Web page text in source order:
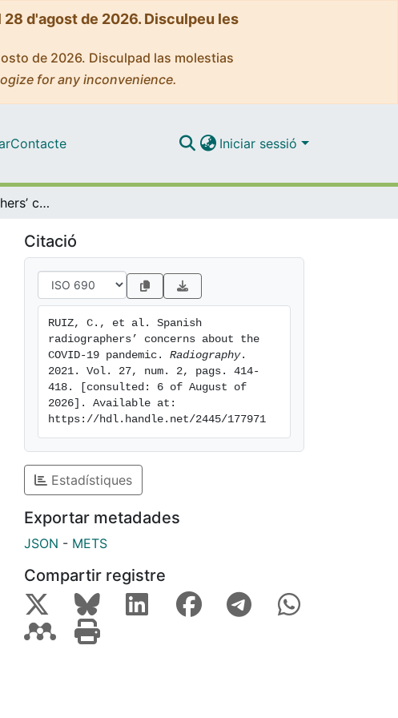
d'agost de 2026. Disculpeu les
de 2026. Disculpad las molestias
for any inconvenience.
Contacte Iniciar sessió
Spanish radiographers’ concerns about the COVID-19 pandemic
Citació
RUIZ, C., et al. Spanish
radiographers’ concerns about the
COVID-19 pandemic. Radiography.
2021. Vol. 27, num. 2, pags. 414-
418. [consulted: 6 of August of
2026]. Available at:
https://hdl.handle.net/2445/177971
Estadístiques
Exportar metadades
JSON - METS
Compartir registre